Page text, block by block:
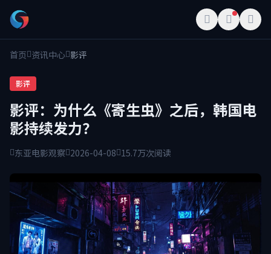
首页 资讯中心 影评
影评
影评：为什么《寄生虫》之后，韩国电
影持续发力？
东亚电影观察 2026-04-08 15.7万次阅读